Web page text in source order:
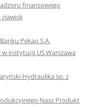
finansowego
zjawisk
Pekao S.A.
instytucji US Warszawa
Hydraulika sp. z
Nasz Produkt